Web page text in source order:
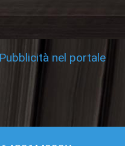
Pubblicità nel portale